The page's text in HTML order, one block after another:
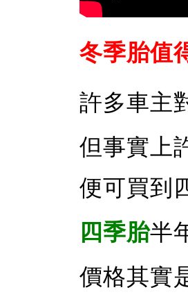
冬季胎值
許多車主
但事實上
便可買到
四季胎半
價格其實